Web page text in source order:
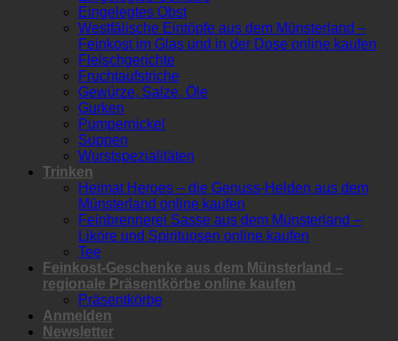
Eingelegtes Obst
Westfälische Eintöpfe aus dem Münsterland –
Feinkost im Glas und in der Dose online kaufen
Fleischgerichte
Fruchtaufstriche
Gewürze, Salze, Öle
Gurken
Pumpernickel
Suppen
Wurstspezialitäten
Trinken
Heimat Heroes – die Genuss-Helden aus dem
Münsterland online kaufen
Feinbrennerei Sasse aus dem Münsterland –
Liköre und Spirituosen online kaufen
Tee
Feinkost-Geschenke aus dem Münsterland –
regionale Präsentkörbe online kaufen
Präsentkörbe
Anmelden
Newsletter